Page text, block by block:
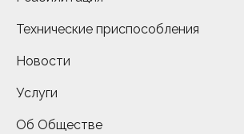
Технические приспособления
Новости
Услуги
Об Обществе